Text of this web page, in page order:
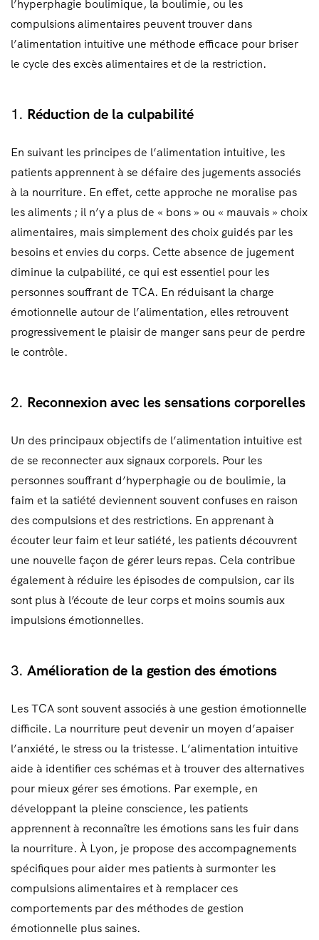
l’hyperphagie boulimique, la boulimie, ou les
compulsions alimentaires peuvent trouver dans
l’alimentation intuitive une méthode efficace pour briser
le cycle des excès alimentaires et de la restriction.
1. Réduction de la culpabilité
En suivant les principes de l’alimentation intuitive, les
patients apprennent à se défaire des jugements associés
à la nourriture. En effet, cette approche ne moralise pas
les aliments ; il n’y a plus de « bons » ou « mauvais » choix
alimentaires, mais simplement des choix guidés par les
besoins et envies du corps. Cette absence de jugement
diminue la culpabilité, ce qui est essentiel pour les
personnes souffrant de TCA. En réduisant la charge
émotionnelle autour de l’alimentation, elles retrouvent
progressivement le plaisir de manger sans peur de perdre
le contrôle.
2. Reconnexion avec les sensations corporelles
Un des principaux objectifs de l’alimentation intuitive est
de se reconnecter aux signaux corporels. Pour les
personnes souffrant d’hyperphagie ou de boulimie, la
faim et la satiété deviennent souvent confuses en raison
des compulsions et des restrictions. En apprenant à
écouter leur faim et leur satiété, les patients découvrent
une nouvelle façon de gérer leurs repas. Cela contribue
également à réduire les épisodes de compulsion, car ils
sont plus à l’écoute de leur corps et moins soumis aux
impulsions émotionnelles.
3. Amélioration de la gestion des émotions
Les TCA sont souvent associés à une gestion émotionnelle
difficile. La nourriture peut devenir un moyen d’apaiser
l’anxiété, le stress ou la tristesse. L’alimentation intuitive
aide à identifier ces schémas et à trouver des alternatives
pour mieux gérer ses émotions. Par exemple, en
développant la pleine conscience, les patients
apprennent à reconnaître les émotions sans les fuir dans
la nourriture. À Lyon, je propose des accompagnements
spécifiques pour aider mes patients à surmonter les
compulsions alimentaires et à remplacer ces
comportements par des méthodes de gestion
émotionnelle plus saines.